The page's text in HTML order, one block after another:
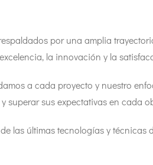
por una amplia
la innovación y la
a cada proyecto y nuestro
superar sus expectativas en cada
las últimas tecnologías y técnicas